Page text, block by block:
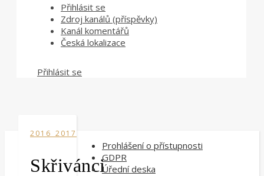
Přihlásit se
Zdroj kanálů (příspěvky)
Kanál komentářů
Česká lokalizace
Přihlásit se
2016_2017
Skřivánci
Prohlášení o přístupnosti
GDPR
Úřední deska